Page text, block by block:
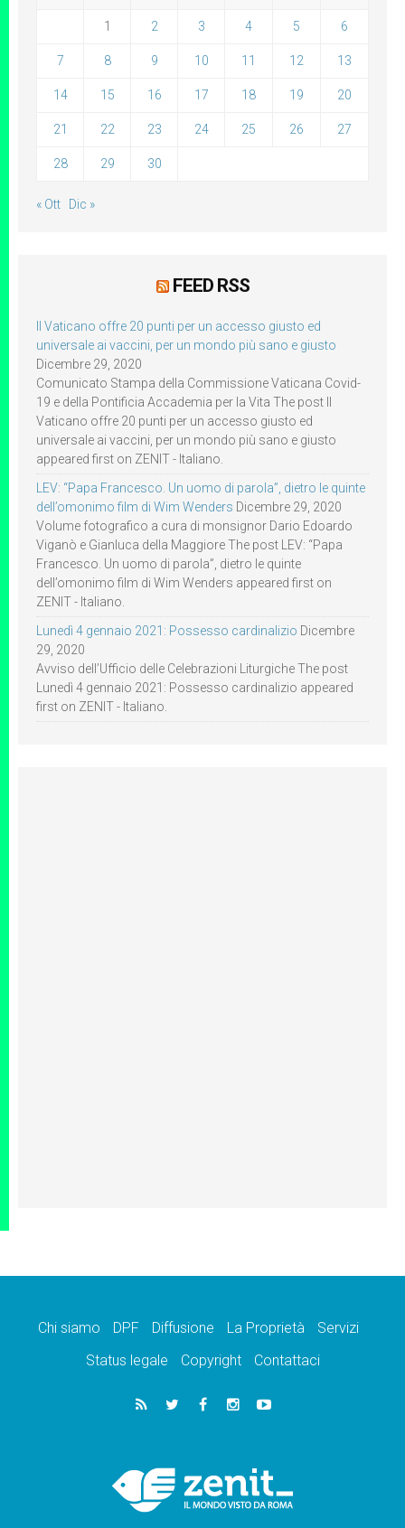
1 2 3 4 5 6
7 8 9 10 11 12 13
14 15 16 17 18 19 20
21 22 23 24 25 26 27
28 29 30
« Ott Dic »
FEED RSS
Il Vaticano offre 20 punti per un accesso giusto ed
universale ai vaccini, per un mondo più sano e giusto
Dicembre 29, 2020
Comunicato Stampa della Commissione Vaticana Covid-
19 e della Pontificia Accademia per la Vita The post Il
Vaticano offre 20 punti per un accesso giusto ed
universale ai vaccini, per un mondo più sano e giusto
appeared first on ZENIT - Italiano.
LEV: “Papa Francesco. Un uomo di parola”, dietro le quinte
dell’omonimo film di Wim Wenders Dicembre 29, 2020
Volume fotografico a cura di monsignor Dario Edoardo
Viganò e Gianluca della Maggiore The post LEV: “Papa
Francesco. Un uomo di parola”, dietro le quinte
dell’omonimo film di Wim Wenders appeared first on
ZENIT - Italiano.
Lunedì 4 gennaio 2021: Possesso cardinalizio Dicembre
29, 2020
Avviso dell’Ufficio delle Celebrazioni Liturgiche The post
Lunedì 4 gennaio 2021: Possesso cardinalizio appeared
first on ZENIT - Italiano.
Chi siamo DPF Diffusione La Proprietà
Servizi
Status legale
Copyright Contattaci